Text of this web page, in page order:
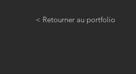
< Retourner au portfolio